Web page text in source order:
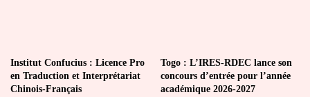
Institut Confucius : Licence Pro
en Traduction et Interprétariat
Chinois-Français
Togo : L’IRES-RDEC lance son
concours d’entrée pour l’année
académique 2026-2027